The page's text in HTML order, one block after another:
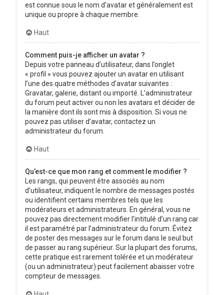
est connue sous le nom d’avatar et généralement est
unique ou propre à chaque membre.
Haut
Comment puis-je afficher un avatar ?
Depuis votre panneau d’utilisateur, dans l’onglet
« profil » vous pouvez ajouter un avatar en utilisant
l’une des quatre méthodes d’avatar suivantes :
Gravatar, galerie, distant ou importé. L’administrateur
du forum peut activer ou non les avatars et décider de
la manière dont ils sont mis à disposition. Si vous ne
pouvez pas utiliser d’avatar, contactez un
administrateur du forum.
Haut
Qu’est-ce que mon rang et comment le modifier ?
Les rangs, qui peuvent être associés au nom
d’utilisateur, indiquent le nombre de messages postés
ou identifient certains membres tels que les
modérateurs et administrateurs. En général, vous ne
pouvez pas directement modifier l’intitulé d’un rang car
il est paramétré par l’administrateur du forum. Évitez
de poster des messages sur le forum dans le seul but
de passer au rang supérieur. Sur la plupart des forums,
cette pratique est rarement tolérée et un modérateur
(ou un administrateur) peut facilement abaisser votre
compteur de messages.